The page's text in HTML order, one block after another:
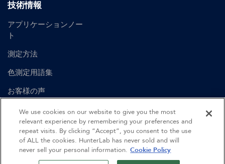
技術情報
アプリケーションノー
ト
測定方法
色測定用語集
お客様の声
ユーザーマニュアル
©2026Hunter Associates Laboratory, Inc.
We use cookies on our website to give you the most
relevant experience by remembering your preferences and
repeat visits. By clicking “Accept”, you consent to the use
of ALL the cookies. HunterLab has never sold and will
never sell your personal information. Cookie Policy